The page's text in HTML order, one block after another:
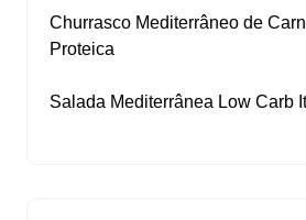
Churrasco Mediterrâneo de
Proteica
Salada Mediterrânea Low Carb